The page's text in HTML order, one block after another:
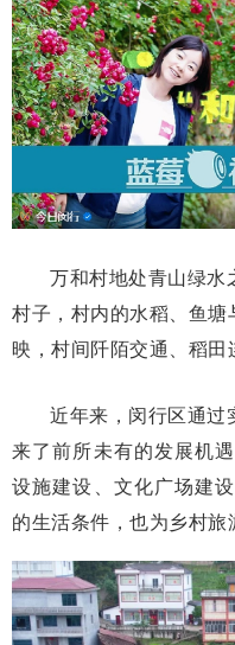
万和村地处青山绿水
村子，村内的水稻、鱼
映，村间阡陌交通、稻田
近年来，闵行区通过
来了前所未有的发展机
设施建设、文化广场建
的生活条件，也为乡村旅